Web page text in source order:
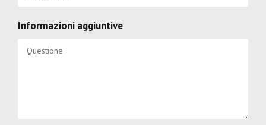
Informazioni aggiuntive